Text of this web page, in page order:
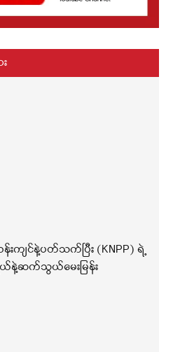
ကျင်နဲ့ပတ်သက်ပြီး (KNPP) ရဲ့
ယ်နဲ့ဆက်သွယ်မေးမြန်း